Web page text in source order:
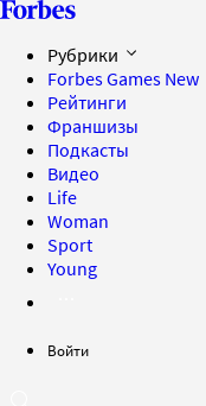
Рубрики
Forbes Games New
Рейтинги
Франшизы
Подкасты
Видео
Life
Woman
Sport
Young
Войти